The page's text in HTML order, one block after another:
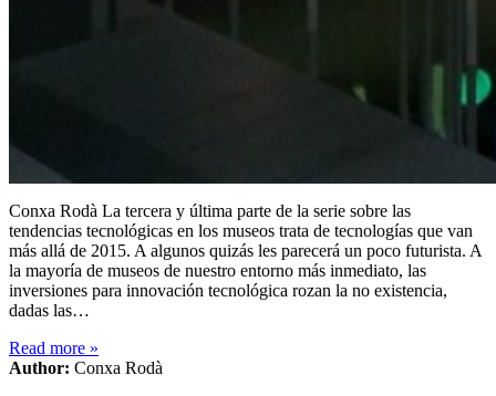
Conxa Rodà La tercera y última parte de la serie sobre las
tendencias tecnológicas en los museos trata de tecnologías que van
más allá de 2015. A algunos quizás les parecerá un poco futurista. A
la mayoría de museos de nuestro entorno más inmediato, las
inversiones para innovación tecnológica rozan la no existencia,
dadas las…
Read more »
Author: Conxa Rodà